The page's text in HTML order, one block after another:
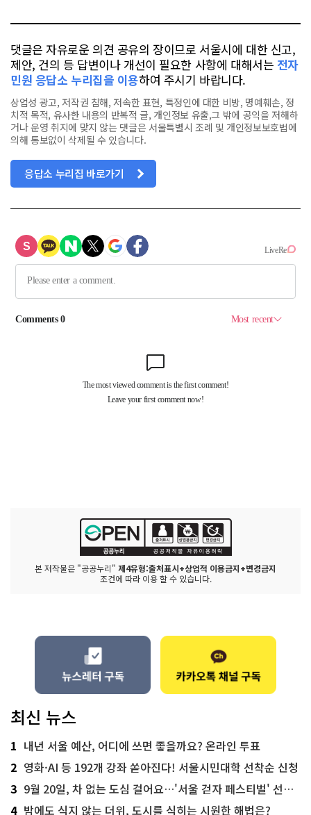
댓글은 자유로운 의견 공유의 장이므로 서울시에 대한 신고,
제안, 건의 등 답변이나 개선이 필요한 사항에 대해서는 전자
민원 응답소 누리집을 이용하여 주시기 바랍니다.
상업성 광고, 저작권 침해, 저속한 표현, 특정인에 대한 비방, 명예훼손, 정
치적 목적, 유사한 내용의 반복적 글, 개인정보 유출,그 밖에 공익을 저해하
거나 운영 취지에 맞지 않는 댓글은 서울특별시 조례 및 개인정보보호법에
의해 통보없이 삭제될 수 있습니다.
응답소 누리집 바로가기
본 저작물은 "공공누리" 제4유형:출처표시+상업적 이용금지+변경금지
조건에 따라 이용 할 수 있습니다.
최신 뉴스
1 내년 서울 예산, 어디에 쓰면 좋을까요? 온라인 투표
2 영화·AI 등 192개 강좌 쏟아진다! 서울시민대학 선착순 신청
3 9월 20일, 차 없는 도심 걸어요…'서울 걷자 페스티벌' 선착순 5천명
4 밤에도 식지 않는 더위, 도시를 식히는 시원한 해법은?